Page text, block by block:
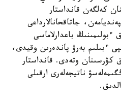
كەلگەن قانداستار
جاتاقحانالارداعى
ءبولىمىنىڭ باعدارلاماسى
ءبىلىم بەرۋ پاندەرىن وقيدى،
كۋرسىنان وتەدى. قانداستار
ناتيجەلەرى ارقىلى